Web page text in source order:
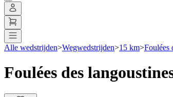
Alle wedstrijden>Wegwedstrijden>15 km>Foulées
Foulées des